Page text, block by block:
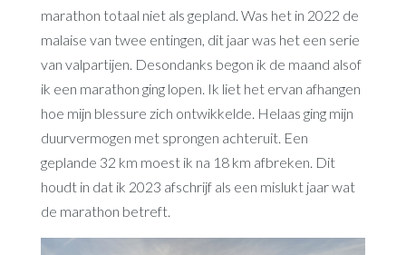
marathon totaal niet als gepland. Was het in 2022 de
malaise van twee entingen, dit jaar was het een serie
van valpartijen. Desondanks begon ik de maand alsof
ik een marathon ging lopen. Ik liet het ervan afhangen
hoe mijn blessure zich ontwikkelde. Helaas ging mijn
duurvermogen met sprongen achteruit. Een
geplande 32 km moest ik na 18 km afbreken. Dit
houdt in dat ik 2023 afschrijf als een mislukt jaar wat
de marathon betreft.